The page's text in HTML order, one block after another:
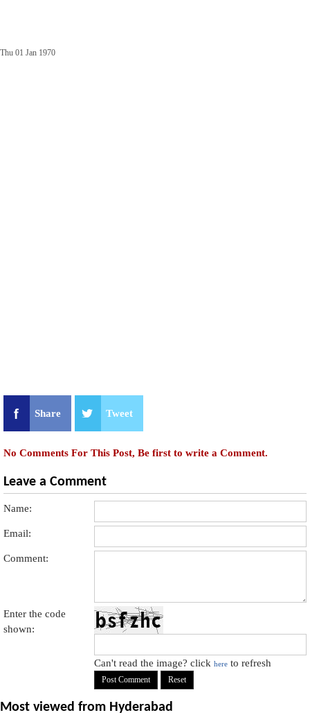
Thu 01 Jan 1970
Share Tweet
No Comments For This Post, Be first to write a Comment.
Leave a Comment
Name:
Email:
Comment:
Enter the code
shown:
Can't read the image? clickhere to refresh
Most viewed from Hyderabad